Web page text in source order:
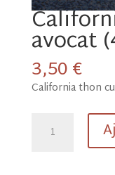
avocat
3,50€
California thon